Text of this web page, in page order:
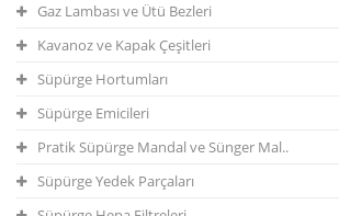
Gaz Lambası ve Ütü Bezleri
Kavanoz ve Kapak Çeşitleri
Süpürge Hortumları
Süpürge Emicileri
Pratik Süpürge Mandal ve Sünger Mal..
Süpürge Yedek Parçaları